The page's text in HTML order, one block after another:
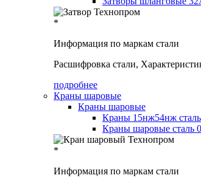
*
Информация по маркам стали
Расшифровка стали,
подробнее
Краны шаровые
Краны шаровые
Краны 15нж54нж
Краны шаровые
*
Информация по маркам стали